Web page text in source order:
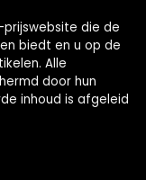
prijswebsite die de
biedt en u op de
Alle
door hun
inhoud is afgeleid